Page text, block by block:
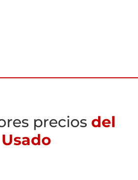
precios del
Usado